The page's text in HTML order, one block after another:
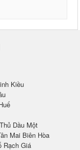
Kiều
Dầu Một
Mai Biên Hòa
Rạch Giá